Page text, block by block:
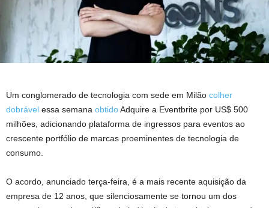
Um conglomerado de tecnologia com sede em Milão colher
dobrável essa semana obtidoAdquire a Eventbrite por US$ 500
milhões, adicionando plataforma de ingressos para eventos ao
crescente portfólio de marcas proeminentes de tecnologia de
consumo.
O acordo, anunciado terça-feira, é a mais recente aquisição da
empresa de 12 anos, que silenciosamente se tornou um dos